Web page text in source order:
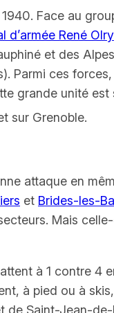
Face au
d’armée René Olry
et des
Parmi ces
grande unité
sur Grenoble.
attaque en
et Brides-les-
Mais
à 1 contre 4
à pied ou à
de Saint-Jean-